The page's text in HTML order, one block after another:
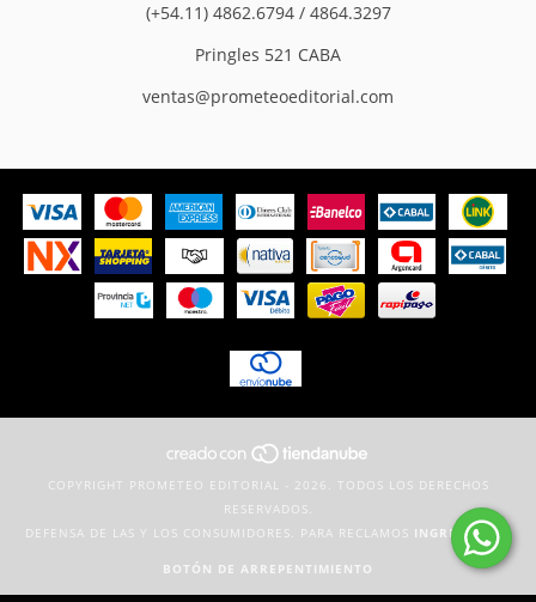
(+54.11) 4862.6794 / 4864.3297
Pringles 521 CABA
ventas@prometeoeditorial.com
COPYRIGHT PROMETEO EDITORIAL - 2026. TODOS LOS DERECHOS
RESERVADOS.
DEFENSA DE LAS Y LOS CONSUMIDORES. PARA RECLAMOS INGRESÁ ACÁ.
BOTÓN DE ARREPENTIMIENTO